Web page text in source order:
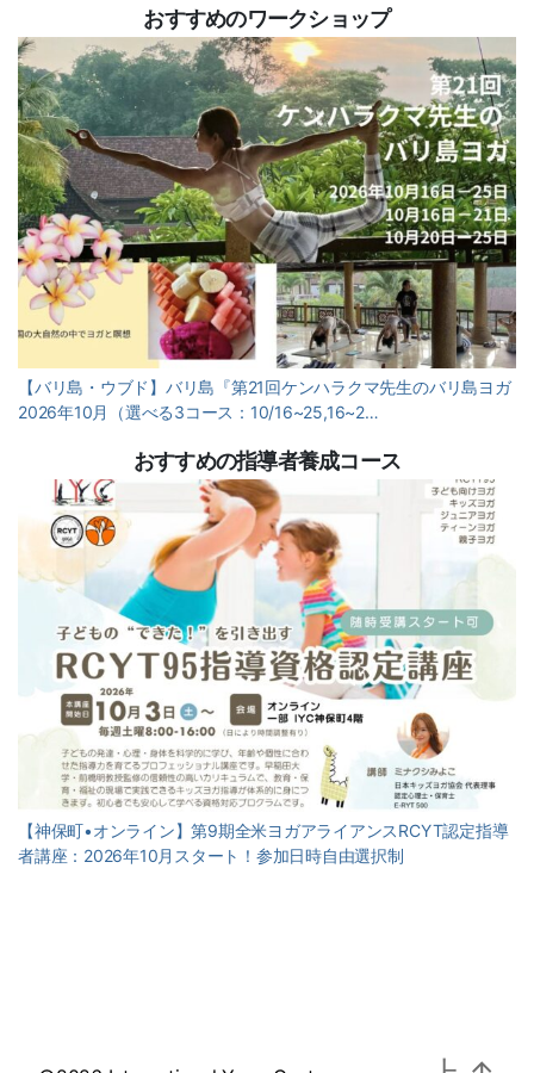
おすすめのワークショップ
【バリ島・ウブド】バリ島『第21回ケンハラクマ先生のバリ島ヨガ
2026年10月（選べる3コース：10/16~25,16~2…
おすすめの指導者養成コース
【神保町•オンライン】第9期全米ヨガアライアンスRCYT認定指導
者講座：2026年10月スタート！参加日時自由選択制